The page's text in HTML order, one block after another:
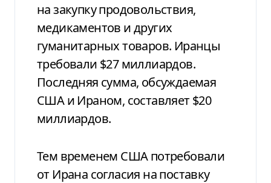
на закупку продовольствия,
медикаментов и других
гуманитарных товаров. Иранцы
требовали $27 миллиардов.
Последняя сумма, обсуждаемая
США и Ираном, составляет $20
миллиардов.
Тем временем США потребовали
от Ирана согласия на поставку